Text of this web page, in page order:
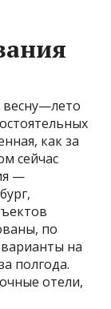
как за
сейчас
—
по
на
полгода.
отели,